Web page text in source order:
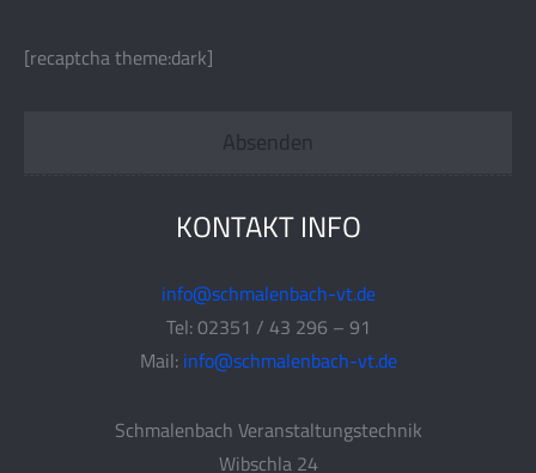
[recaptcha theme:dark]
KONTAKT INFO
info@schmalenbach-vt.de
Tel: 02351 / 43 296 – 91
Mail: info@schmalenbach-vt.de
Schmalenbach Veranstaltungstechnik
Wibschla 24